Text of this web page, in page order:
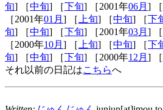
旬] ［中旬] ［下旬] ［2001年06月 ] ［
［2001年01月 ] ［ 上旬] ［中旬] ［下
旬] ［中旬] ［下旬] ［2001年03月 ] ［
［2000年10月 ] ［ 上旬] ［中旬] ［下
旬] ［中旬] ［下旬] ［2000年12月 ] ［
それ以前の日記はこちらへ